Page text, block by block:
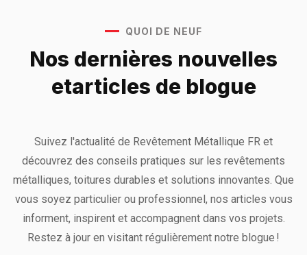
QUOI DE NEUF
Nos dernières nouvelles
etarticles de blogue
Suivez l'actualité de Revêtement Métallique FR et
découvrez des conseils pratiques sur les revêtements
métalliques, toitures durables et solutions innovantes. Que
vous soyez particulier ou professionnel, nos articles vous
informent, inspirent et accompagnent dans vos projets.
Restez à jour en visitant régulièrement notre blogue !